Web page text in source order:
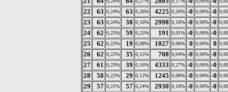
22 63 0,24% 63 0,26% 4225 0,26% -0 0,00% -0
23 63 0,24% 38 0,16% 2998 0,18% -0 0,00% -0
24 62 0,23% 59 0,25% 191 0,01% -0 0,00% -0
25 62 0,23% 19 0,08% 1027 0,06% 0 0,00% 0
26 62 0,23% 35 0,15% 708 0,04% -0 0,00% -0
27 61 0,23% 39 0,16% 4333 0,27% -0 0,00% -0
28 58 0,22% 29 0,12% 1245 0,08% -0 0,00% -0
29 57 0,21% 57 0,24% 2930 0,18% -0 0,00% -0